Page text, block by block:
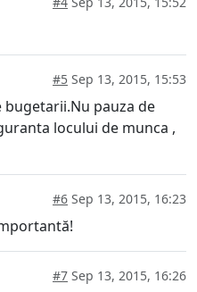
#5 Sep 13, 2015, 15:53
bugetarii.Nu pauza de
locului de munca ,
#6 Sep 13, 2015, 16:23
#7 Sep 13, 2015, 16:26